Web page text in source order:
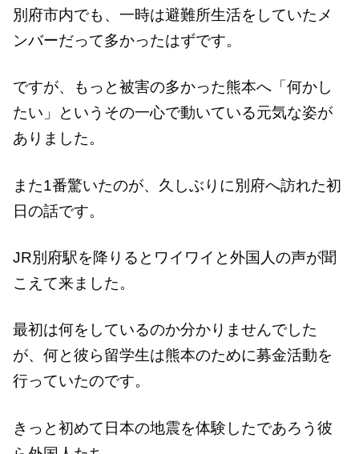
別府市内でも、一時は避難所生活をしていたメ
ンバーだって多かったはずです。
ですが、もっと被害の多かった熊本へ「何かし
たい」というその一心で動いている元気な姿が
ありました。
また1番驚いたのが、久しぶりに別府へ訪れた初
日の話です。
JR別府駅を降りるとワイワイと外国人の声が聞
こえて来ました。
最初は何をしているのか分かりませんでした
が、何と彼ら留学生は熊本のために募金活動を
行っていたのです。
きっと初めて日本の地震を体験したであろう彼